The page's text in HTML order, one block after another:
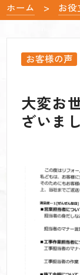
ホーム お役
お客様の声
大変お
ざいま